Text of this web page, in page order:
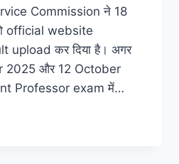
Commission ने 18
official website
upload कर दिया है। अगर
2025 और 12 October
Professor exam में…